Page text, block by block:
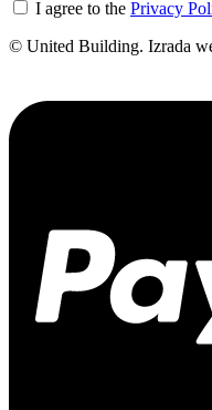
I agree to the Privacy
© United Building. Izrada